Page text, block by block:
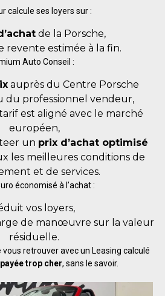
calcule ses loyers sur :
de la Porsche,
revente estimée à la fin.
Auto Conseil :
auprès du Centre Porsche
du professionnel vendeur,
est aligné avec le marché
européen,
un prix d’achat optimisé
les meilleures conditions de
et de services.
économisé à l’achat :
vos loyers,
de manœuvre sur la valeur
résiduelle.
vous retrouver avec un Leasing calculé
payée trop cher, sans le savoir.